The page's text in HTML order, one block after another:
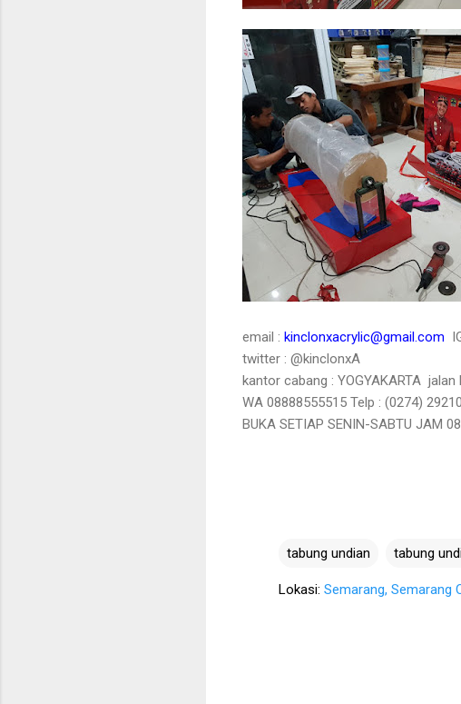
email : kinclonxacrylic@gmail.com
twitter : @kinclonxA
kantor cabang : YOGYAKARTA
WA 08888555515 Telp : (0274) 2921
BUKA SETIAP SENIN-SABTU JAM
tabung undian tabung
Lokasi: Semarang, Semarang